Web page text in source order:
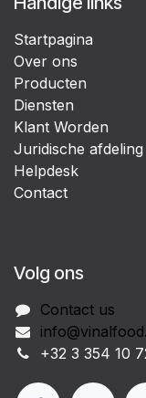
Startpagina
Over ons
Producten
Diensten
Klant Worden
Juridische afdeling
Helpdesk
Contact
Volg ons
Contact us
+32 3 354 10